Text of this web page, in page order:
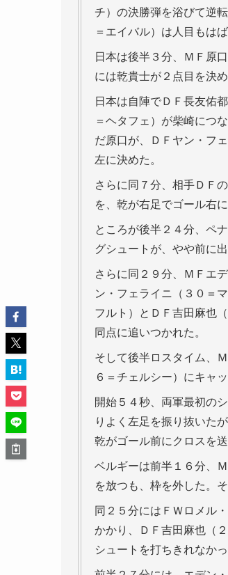
チ）の決勝弾を浴びて逆
＝エイバル）は人目もは
日本は後半３分、ＭＦ原
には乾貴士が２点目を決
日本は自陣でＤＦ長友佑
＝ヘタフェ）が柴崎につ
だ原口が、ＤＦヤン・フ
左に決めた。
さらに同７分、相手ＤＦ
を、乾が右足でゴール右
ところが後半２４分、ペ
グシュートが、やや前に
さらに同２９分、ＭＦエ
ン・フェライニ（３０＝
フルト）とＤＦ吉田麻也
同点に追いつかれた。
そして後半ロスタイム、
６＝チェルシー）にキャ
開始５４秒、両軍最初の
りよく左足を振り抜いた
乾がゴール前にクロスを
ベルギーは前半１６分、
を放つも、枠を外した。
同２５分にはＦＷロメル
かかり、ＤＦ吉田麻也（
シュートを打ちきれなかっ